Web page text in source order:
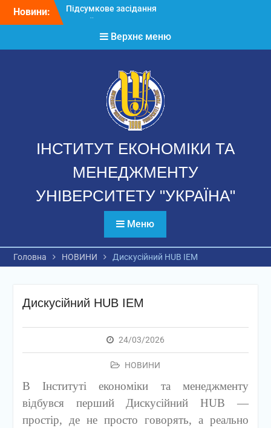
Новини:
Річний звіт аспірантів
Підсумкове засідання
Вченої ради 2025-2026
Верхнє меню
ІНСТИТУТ ЕКОНОМІКИ ТА
МЕНЕДЖМЕНТУ
УНІВЕРСИТЕТУ "УКРАЇНА"
Меню
Головна НОВИНИ Дискусійний HUB ІЕМ
Дискусійний HUB ІЕМ
24/03/2026
НОВИНИ
В Інституті економіки та менеджменту
відбувся перший Дискусійний HUB —
простір, де не просто говорять, а реально